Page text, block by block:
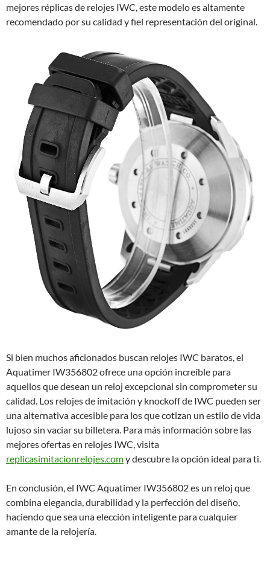
mejores réplicas de relojes IWC, este modelo es altamente
recomendado por su calidad y fiel representación del original.
Si bien muchos aficionados buscan relojes IWC baratos, el
Aquatimer IW356802 ofrece una opción increíble para
aquellos que desean un reloj excepcional sin comprometer su
calidad. Los relojes de imitación y knockoff de IWC pueden ser
una alternativa accesible para los que cotizan un estilo de vida
lujoso sin vaciar su billetera. Para más información sobre las
mejores ofertas en relojes IWC, visita
replicasimitacionrelojes.comy descubre la opción ideal para ti.
En conclusión, el IWC Aquatimer IW356802 es un reloj que
combina elegancia, durabilidad y la perfección del diseño,
haciendo que sea una elección inteligente para cualquier
amante de la relojería.